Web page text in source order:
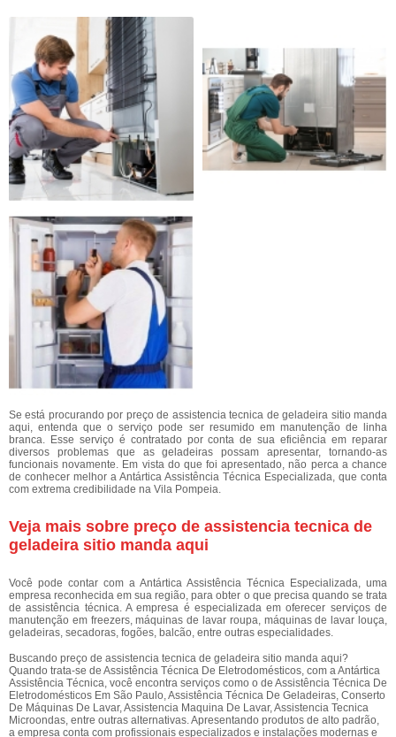
Se está procurando por preço de assistencia tecnica de geladeira sitio manda
aqui, entenda que o serviço pode ser resumido em manutenção de linha
branca. Esse serviço é contratado por conta de sua eficiência em reparar
diversos problemas que as geladeiras possam apresentar, tornando-as
funcionais novamente. Em vista do que foi apresentado, não perca a chance
de conhecer melhor a Antártica Assistência Técnica Especializada, que conta
com extrema credibilidade na Vila Pompeia.
Veja mais sobre preço de assistencia tecnica de
geladeira sitio manda aqui
Você pode contar com a Antártica Assistência Técnica Especializada, uma
empresa reconhecida em sua região, para obter o que precisa quando se trata
de assistência técnica. A empresa é especializada em oferecer serviços de
manutenção em freezers, máquinas de lavar roupa, máquinas de lavar louça,
geladeiras, secadoras, fogões, balcão, entre outras especialidades.
Buscando preço de assistencia tecnica de geladeira sitio manda aqui?
Quando trata-se de Assistência Técnica De Eletrodomésticos, com a Antártica
Assistência Técnica, você encontra serviços como o de Assistência Técnica De
Eletrodomésticos Em São Paulo, Assistência Técnica De Geladeiras, Conserto
De Máquinas De Lavar, Assistencia Maquina De Lavar, Assistencia Tecnica
Microondas, entre outras alternativas. Apresentando produtos de alto padrão,
a empresa conta com profissionais especializados e instalações modernas e